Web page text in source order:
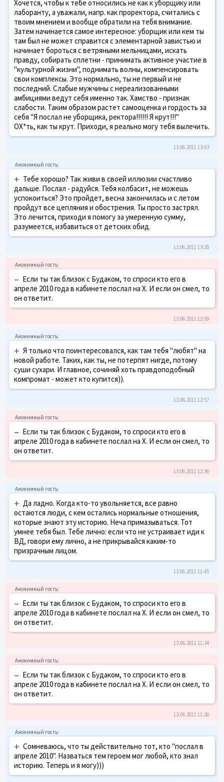
Хочется, чтобы к тебе относились не как к уборщику или
лаборанту, а уважали, напр. как проректора, считались с
твоим мнением и вообще обратили на тебя внимание.
Затем начинается самое интересное: уборщик или кем ты
там был не может справится с элементарной завистью и
начинает бороться с ветряными мельницами, искать
правду, собирать сплетни - принимать активное участие в
"культурной жизни", поднимать волны, компенсировать
свои комплексы. Это нормально, ты не первый и не
последний. Слабые мужчины с нереализованными
амбициями ведут себя именно так. Хамство - признак
слабости. Таким образом растет самооценка и гордость за
себя "Я послал не уборщика, ректора!!!!!! Я крут!!!"
ОХ*ть, как ты крут. Приходи, я реально могу тебя вылечить.
13.06.2011 13:43
+ Тебе хорошо? Так живи в своей иллюзии счастливо
дальше. Послал - радуйся. Тебя колбасит, не можешь
успокоиться? Это пройдет, весна закончилась и с летом
пройдут все цепляния и обострения. Ты просто застрял.
Это лечится, приходи я помогу за умеренную сумму,
разумеется, избавиться от детских обид.
13.06.2011 13:20
– Если ты так близок с Будаком, то спроси кто его в
апреле 2010 года в кабинете послал на Х. И если он смел, то
он ответит.
13.06.2011 12:59
+ Я только что поинтересовался, как там тебя "любят" на
новой работе. Таких, как ты, не потерпят нигде, потому
суши сухари. И главное, сочиняй хоть правдоподобный
компромат - может кто купится)).
13.06.2011 12:57
– Если ты так близок с Будаком, то спроси кто его в
апреле 2010 года в кабинете послал на Х. И если он смел, то
он ответит.
13.06.2011 12:36
+ Да ладно. Когда кто-то увольняется, все равно
остаются люди, с кем остались нормальные отношения,
которые знают эту историю. Неча примазываться. Тот
умнее тебя был. Тебе лично: если что не устраивает иди к
ВД, говори ему лично, а не прикрывайся каким-то
призрачным лицом.
13.06.2011 11:45
– Если ты так близок с Будаком, то спроси кто его в
апреле 2010 года в кабинете послал на Х. И если он смел, то
он ответит.
13.06.2011 11:34
– Если ты так близок с Будаком, то спроси кто его в
апреле 2010 года в кабинете послал на Х. И если он смел, то
он ответит.
13.06.2011 11:26
+ Сомневаюсь, что ты действительно тот, кто "послал в
апреле 2010". Назваться тем героем мог любой, кто знал
историю. Теперь и я могу)))